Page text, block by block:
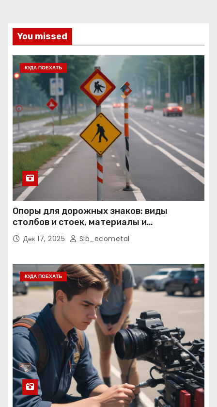
You missed
КУДА ПОЕХАТЬ
Опоры для дорожных знаков: виды
столбов и стоек, материалы и
нормативные требования
Дек 17, 2025 Sib_ecometal
КУДА ПОЕХАТЬ